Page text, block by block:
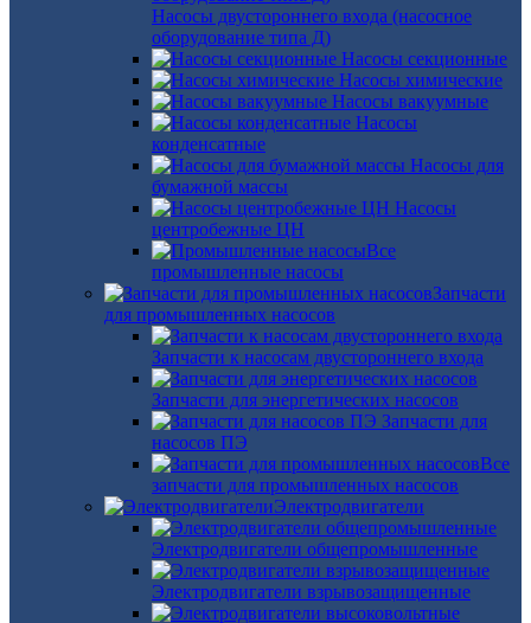
Насосы двустороннего входа (насосное
оборудование типа Д)
Насосы секционные
Насосы химические
Насосы вакуумные
Насосы
конденсатные
Насосы для
бумажной массы
Насосы
центробежные ЦН
Все
промышленные насосы
Запчасти
для промышленных насосов
Запчасти к насосам двустороннего входа
Запчасти для энергетических насосов
Запчасти для
насосов ПЭ
Все
запчасти для промышленных насосов
Электродвигатели
Электродвигатели общепромышленные
Электродвигатели взрывозащищенные